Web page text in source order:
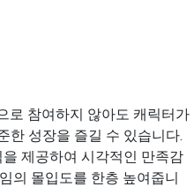
로 참여하지 않아도 캐릭터가
한 성장을 즐길 수 있습니다.
제공하여 시각적인 만족감
의 몰입도를 한층 높여줍니